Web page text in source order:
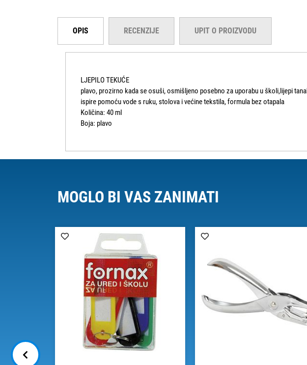
OPIS RECENZIJE UPIT O PROIZVODU
LJEPILO TEKUĆE
plavo, prozirno kada se osuši, osmišljeno posebno za uporabu u školi,lijepi
ispire pomoću vode s ruku, stolova i većine tekstila, formula bez otapala
Količina: 40 ml
Boja: plavo
MOGLO BI VAS ZANIMATI